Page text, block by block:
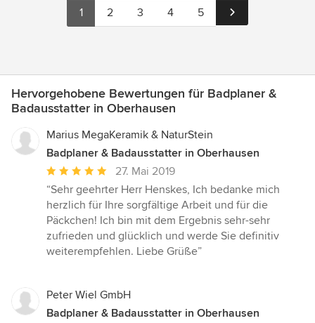
1 2 3 4 5
Hervorgehobene Bewertungen für Badplaner &
Badausstatter in Oberhausen
Marius MegaKeramik & NaturStein
Badplaner & Badausstatter in Oberhausen
Durchschnittliche
Bewertung:
5
von
5
Sternen
27. Mai 2019
“Sehr geehrter Herr Henskes, Ich bedanke mich
herzlich für Ihre sorgfältige Arbeit und für die
Päckchen! Ich bin mit dem Ergebnis sehr-sehr
zufrieden und glücklich und werde Sie definitiv
weiterempfehlen. Liebe Grüße”
Peter Wiel GmbH
Badplaner & Badausstatter in Oberhausen